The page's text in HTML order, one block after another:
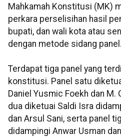
Mahkamah Konstitusi (MK)
perkara perselisihan hasil
bupati, dan wali kota atau
dengan metode sidang panel.
Terdapat tiga panel yang
konstitusi. Panel satu
Daniel Yusmic Foekh dan M.
dua diketuai Saldi Isra
dan Arsul Sani, serta panel
didampingi Anwar Usman